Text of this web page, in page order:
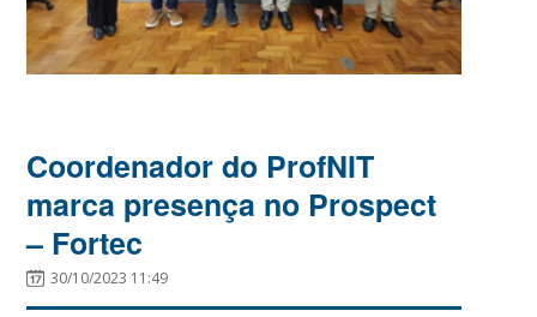
Coordenador do ProfNIT
marca presença no Prospect
– Fortec
30/10/2023 11:49